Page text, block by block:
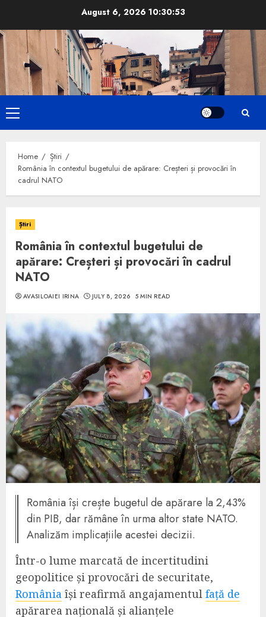
content
August 6, 2026 10:30:55
Primary
Menu
Home
Știri
România în contextul bugetului de apărare: Creșteri și provocări în
cadrul NATO
Știri
România în contextul bugetului de
apărare: Creșteri și provocări în cadrul
NATO
AVASILOAIEI IRINA JULY 8, 2026 5 MIN READ
România își crește bugetul de apărare la 2,43%
din PIB, dar rămâne în urma altor state NATO.
Analizăm implicațiile acestei decizii.
Într-o lume marcată de incertitudini
geopolitice și provocări de securitate,
România își reafirmă angajamentul față de
apărarea națională și alianțele